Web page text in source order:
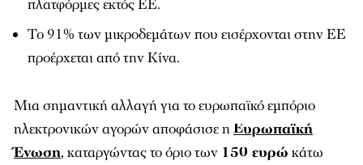
πλατφόρμες εκτός ΕΕ.
Το 91% των μικροδεμάτων που εισέρχονται στην ΕΕ
προέρχεται από την Κίνα.
Μια σημαντική αλλαγή για το ευρωπαϊκό εμπόριο
ηλεκτρονικών αγορών αποφάσισε ηΕυρωπαϊκή
Ένωση, καταργώντας το όριο των 150 ευρώ κάτω